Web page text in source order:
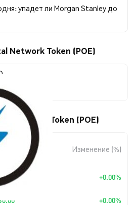
упадет ли Morgan Stanley до
Network Token (POE)
Network Token (POE)
Изменение (%)
+0.00%
+0.00%